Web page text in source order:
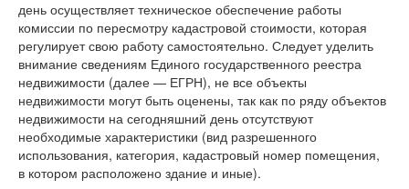
день осуществляет техническое обеспечение работы
комиссии по пересмотру кадастровой стоимости, которая
регулирует свою работу самостоятельно. Следует уделить
внимание сведениям Единого государственного реестра
недвижимости (далее — ЕГРН), не все объекты
недвижимости могут быть оценены, так как по ряду объектов
недвижимости на сегодняшний день отсутствуют
необходимые характеристики (вид разрешенного
использования, категория, кадастровый номер помещения,
в котором расположено здание и иные).